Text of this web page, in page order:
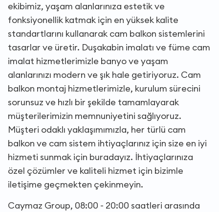
ekibimiz, yaşam alanlarınıza estetik ve
fonksiyonellik katmak için en yüksek kalite
standartlarını kullanarak cam balkon sistemlerini
tasarlar ve üretir. Duşakabin imalatı ve füme cam
imalat hizmetlerimizle banyo ve yaşam
alanlarınızı modern ve şık hale getiriyoruz. Cam
balkon montaj hizmetlerimizle, kurulum sürecini
sorunsuz ve hızlı bir şekilde tamamlayarak
müşterilerimizin memnuniyetini sağlıyoruz.
Müşteri odaklı yaklaşımımızla, her türlü cam
balkon ve cam sistem ihtiyaçlarınız için size en iyi
hizmeti sunmak için buradayız. İhtiyaçlarınıza
özel çözümler ve kaliteli hizmet için bizimle
iletişime geçmekten çekinmeyin.
Caymaz Group, 08:00 - 20:00 saatleri arasında